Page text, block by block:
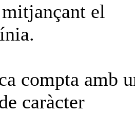
el
compta amb
caràcter